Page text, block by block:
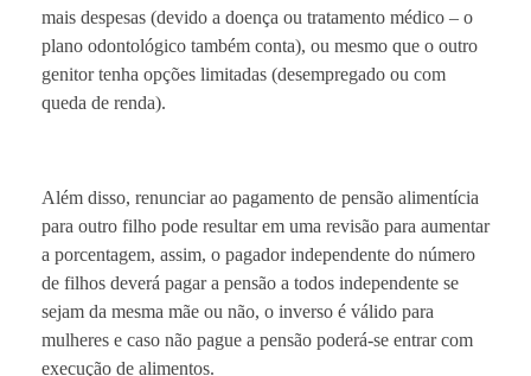
mais despesas (devido a doença ou tratamento médico – o
plano odontológico também conta), ou mesmo que o outro
genitor tenha opções limitadas (desempregado ou com
queda de renda).
Além disso, renunciar ao pagamento de pensão alimentícia
para outro filho pode resultar em uma revisão para aumentar
a porcentagem, assim, o pagador independente do número
de filhos deverá pagar a pensão a todos independente se
sejam da mesma mãe ou não, o inverso é válido para
mulheres e caso não pague a pensão poderá-se entrar com
execução de alimentos.